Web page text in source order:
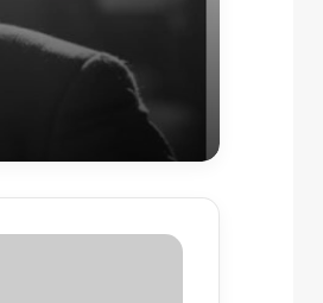
مصدر